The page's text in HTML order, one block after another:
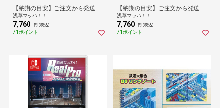
浅草マッハ！！
7,760 円 (税込)
71ポイント
浅草マッハ！！
7,760 円 (税込)
71ポイント